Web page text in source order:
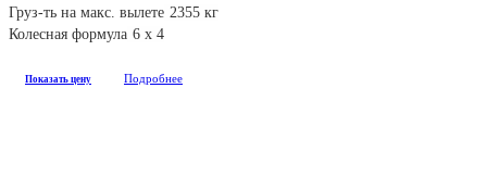
Груз-ть на макс. вылете 2355 кг
Колесная формула 6 х 4
Показать цену Подробнее